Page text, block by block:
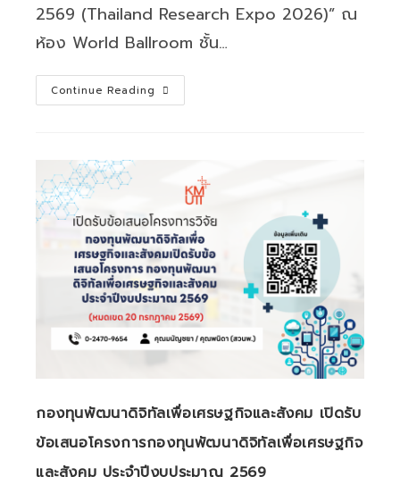
2569 (Thailand Research Expo 2026)” ณ
ห้อง World Ballroom ชั้น…
Continue Reading
มจธ.
หัวข้อ
“Manpower,
New
Energy:
ปลุก
พลัง
คน
ขับ
และ
หัวข้อ
“Future
กองทุนพัฒนาดิจิทัลเพื่อเศรษฐกิจและสังคม เปิดรับ
ข้อเสนอโครงการกองทุนพัฒนาดิจิทัลเพื่อเศรษฐกิจ
และสังคม ประจำปีงบประมาณ 2569